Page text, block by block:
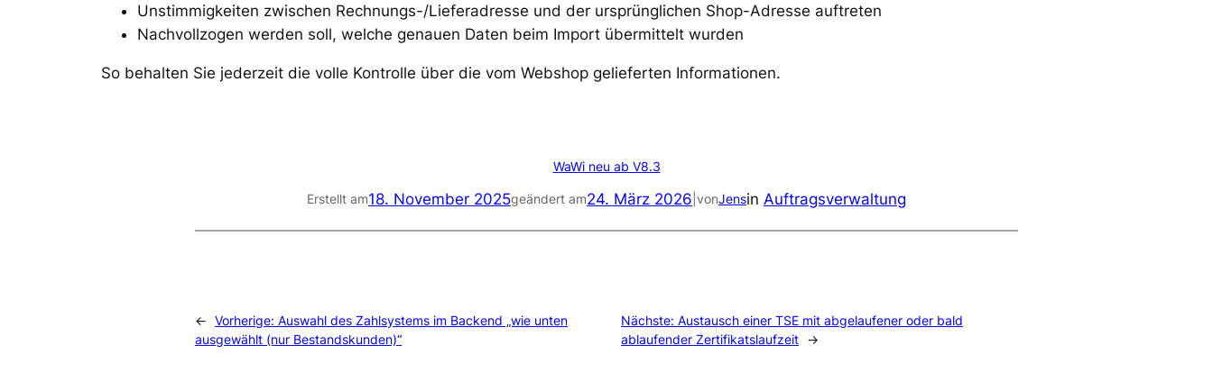
Unstimmigkeiten zwischen Rechnungs-/Lieferadresse und der ursprünglichen Shop-Adresse auftreten
Nachvollzogen werden soll, welche genauen Daten beim Import übermittelt wurden
So behalten Sie jederzeit die volle Kontrolle über die vom Webshop gelieferten Informationen.
WaWi neu ab V8.3
Erstellt am18. November 2025geändert am24. März 2026 vonJensin Auftragsverwaltung
← Vorherige: Auswahl des Zahlsystems im Backend „wie unten
ausgewählt (nur Bestandskunden)“
Nächste:Austausch einer TSE mit abgelaufener oder bald
ablaufender Zertifikatslaufzeit →